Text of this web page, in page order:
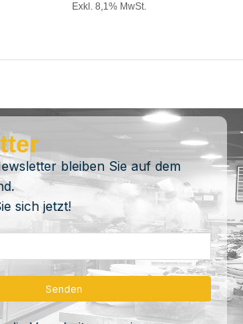
Exkl. 8,1% MwSt.
bleiben Sie auf dem
sich jetzt!